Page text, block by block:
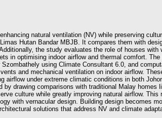
natural ventilation (NV) while preserving
Hutan Bandar MBJB. It compares them with
the study evaluates the role of houses with
in optimising indoor airflow and thermal comfort. The
using Climate Consultant 6.0, and
and mechanical ventilation on indoor airflow.
airflow under extreme climatic conditions in both
drawing comparisons with traditional Malay homes
culture while greatly improving natural airflow. This
with vernacular design. Building design becomes
solutions that address NV and climate